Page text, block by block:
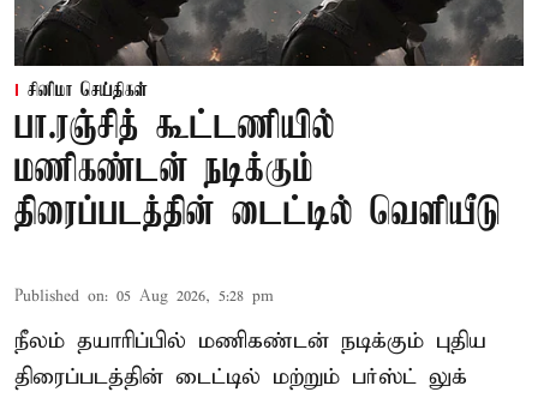
சினிமா செய்திகள்
பா.ரஞ்சித் கூட்டணியில்
மணிகண்டன் நடிக்கும்
திரைப்படத்தின் டைட்டில் வெளியீடு
Published on: 05 Aug 2026, 5:28 pm
நீலம் தயாரிப்பில் மணிகண்டன் நடிக்கும் புதிய
திரைப்படத்தின் டைட்டில் மற்றும் பர்ஸ்ட் லுக்